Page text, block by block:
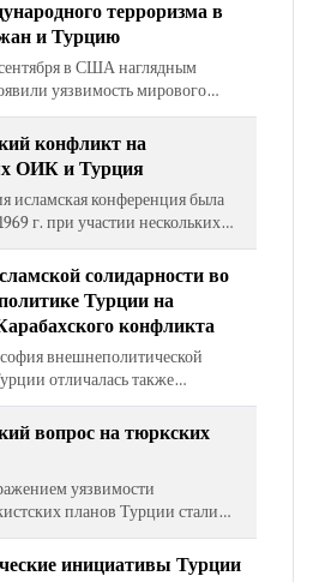
терроризма в
и Турцию
в США наглядным
уязвимость мирового
перед вызовом, брошенным
религиозными
и сетью международного…
конфликт на
ОИК и Турция
исламская конференция была
г. при участии нескольких
стран с основной
текущих проблем
мира и…
солидарности во
Турции на
конфликта
внешнеполитической
отличалась также
долей «конфессионализации»
программ и интересов
выдвижением…
вопрос на тюркских
уязвимости
планов Турции стали
Анкары добиться
согласия» на саммитах с
инициативы Турции